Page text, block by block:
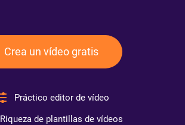
Crea un vídeo gratis
Práctico editor de vídeo
Riqueza de plantillas de vídeos